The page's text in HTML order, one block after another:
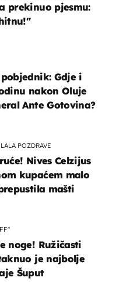
prekinuo pjesmu:
Gdje i
nakon Oluje
Ante Gotovina?
POZDRAVE
Nives Celzijus
kupaćem malo
mašti
noge! Ružičasti
je najbolje
Šuput